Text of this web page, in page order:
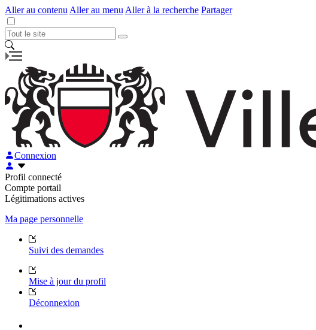
Aller au contenu Aller au menu Aller à la recherche Partager
Connexion
Profil connecté
Compte portail
Légitimations actives
Ma page personnelle
Suivi des demandes
Mise à jour du profil
Déconnexion